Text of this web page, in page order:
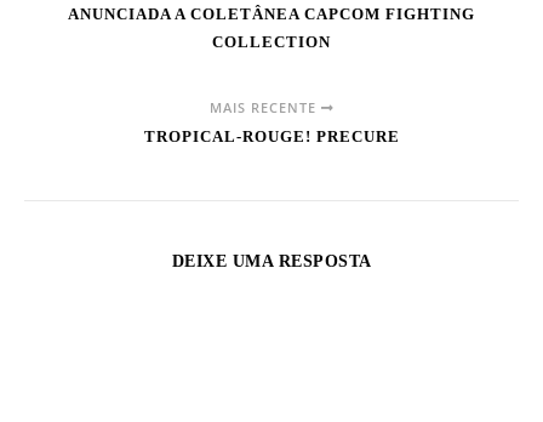
ANUNCIADA A COLETÂNEA CAPCOM FIGHTING
COLLECTION
MAIS RECENTE
TROPICAL-ROUGE! PRECURE
DEIXE UMA RESPOSTA